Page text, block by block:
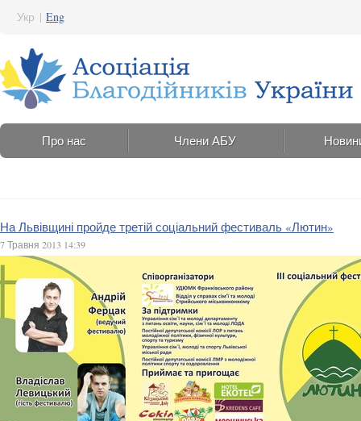
Укр | Eng
Про нас Члени АБУ
На Львівщині пройде третій соціальний фестиваль «Лютин»
7 Травня 2013 14:39